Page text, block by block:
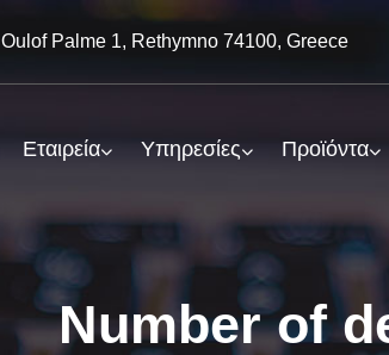
Oulof Palme 1, Rethymno 74100, Greece
Εταιρεία Υπηρεσίες Προϊόντα
Number of